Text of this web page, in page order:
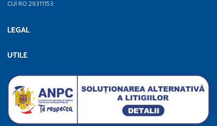
CUI RO 29311153
LEGAL
UTILE